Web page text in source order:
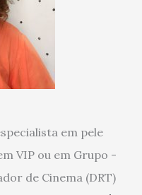
em pele
VIP ou em Grupo -
de Cinema (DRT)